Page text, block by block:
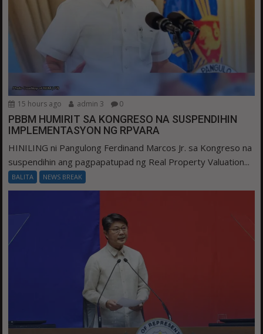
15 hours ago admin 3 0
PBBM HUMIRIT SA KONGRESO NA SUSPENDIHIN
IMPLEMENTASYON NG RPVARA
HINILING ni Pangulong Ferdinand Marcos Jr. sa Kongreso na
suspendihin ang pagpapatupad ng Real Property Valuation...
BALITA NEWS BREAK